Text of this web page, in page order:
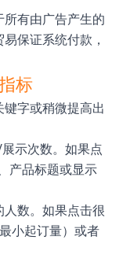
所有由广告产生的
保证系统付款，
标
字或稍微提高出
示次数。如果点
产品标题或显示
数。如果点击很
小起订量）或者